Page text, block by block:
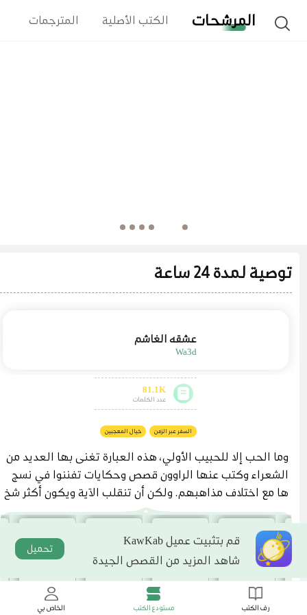
المترجمات الكتب الأصلية المرشحات
توصية لمدة 24 ساعة
عشقه الغاشم
Wa3d
81.1K
عدد الكلمات
السفر عبر الزمن خيال المعجبين
وما الحب إلا للحبيب الأولي، هذه العبارة تغنى بها العديد من
الشعراء وكتب عنها الراوون قصص وحكايات تفننوا في نسج
ها مع اختلاف مذاهبهم. ولكن أن تنقلب الآية ويكون أكثر شخ
ص تبغضه بالحياة هو الأقرب إلى قلبك! هذه هي المأساة الح
قيقة. عنيد، قاسي، همجي، ولكنه وسيمٌ وجذاب للغاية، وتلك ا
لخصلات الفضية التي تتخلل منابت شعره تضفي إلى هيئته الم
زيد من الوقار. صغيرة، وجميلة لا بل فاتنة، كما أنها مشاغبة أي
ضاً، ولكن شراستها ستار تواري به ضعفها وحاجتها إليه. كيف
وهما كقطبي مغناطيس يتنافران، لا يجمعهما مكان إلا وتحتد
قم بتثبيت عميل KawKab
شاهد المزيد من القصص الجيدة
تحميل
الخاص بي مستودع الكتب رف الكتب